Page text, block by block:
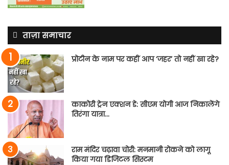
ताज़ा समाचार
प्रोटीन के नाम पर कहीं आप ‘जहर’ तो नहीं खा रहे?
काकोरी ट्रेन एक्शन डे: सीएम योगी आज निकालेंगे
तिरंगा यात्रा…
राम मंदिर चढ़ावा चोरी: मनमानी रोकने को लागू
किया गया डिजिटल सिस्टम